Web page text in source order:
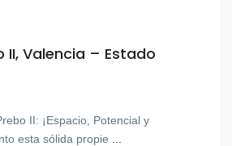
II, Valencia – Estado
II: ¡Espacio, Potencial y
esta sólida propie